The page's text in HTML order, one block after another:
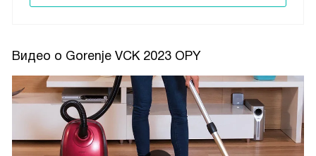
Видео о Gorenje VCK 2023 OPY